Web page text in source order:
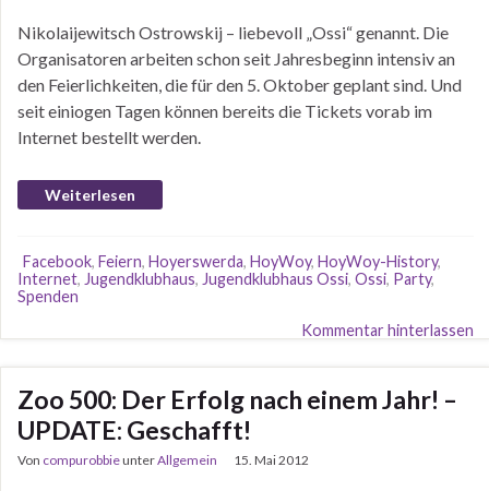
Nikolaijewitsch Ostrowskij – liebevoll „Ossi“ genannt. Die
Organisatoren arbeiten schon seit Jahresbeginn intensiv an
den Feierlichkeiten, die für den 5. Oktober geplant sind. Und
seit einiogen Tagen können bereits die Tickets vorab im
Internet bestellt werden.
Weiterlesen
Facebook, Feiern, Hoyerswerda, HoyWoy, HoyWoy-History,
Internet, Jugendklubhaus, Jugendklubhaus Ossi, Ossi, Party,
Spenden
Kommentar hinterlassen
Zoo 500: Der Erfolg nach einem Jahr! –
UPDATE: Geschafft!
Von compurobbieunterAllgemein 15. Mai 2012